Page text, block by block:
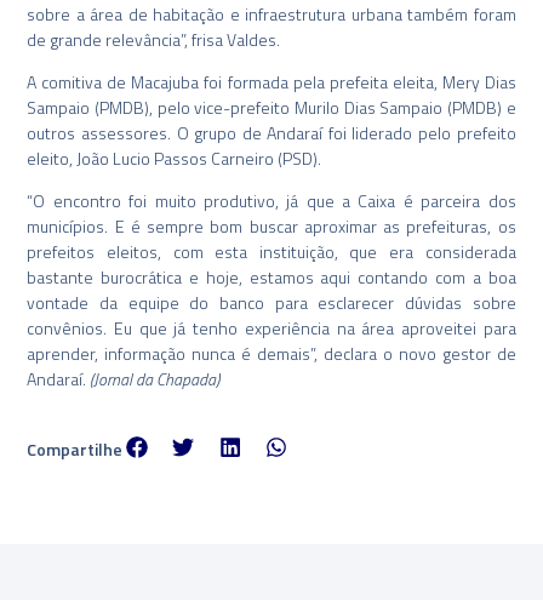
sobre a área de habitação e infraestrutura urbana também foram
de grande relevância”, frisa Valdes.
A comitiva de Macajuba foi formada pela prefeita eleita, Mery Dias
Sampaio (PMDB), pelo vice-prefeito Murilo Dias Sampaio (PMDB) e
outros assessores. O grupo de Andaraí foi liderado pelo prefeito
eleito, João Lucio Passos Carneiro (PSD).
“O encontro foi muito produtivo, já que a Caixa é parceira dos
municípios. E é sempre bom buscar aproximar as prefeituras, os
prefeitos eleitos, com esta instituição, que era considerada
bastante burocrática e hoje, estamos aqui contando com a boa
vontade da equipe do banco para esclarecer dúvidas sobre
convênios. Eu que já tenho experiência na área aproveitei para
aprender, informação nunca é demais”, declara o novo gestor de
Andaraí. (Jornal da Chapada)
Compartilhe